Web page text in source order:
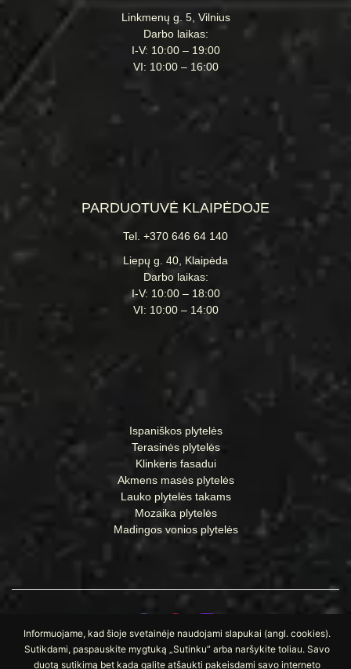
Linkmenų g. 5, Vilnius
Darbo laikas:
I-V: 10:00 – 19:00
VI: 10:00 – 16:00
PARDUOTUVĖ KLAIPĖDOJE
Tel. +370 646 64 140
Liepų g. 40, Klaipėda
Darbo laikas:
I-V: 10:00 – 18:00
VI: 10:00 – 14:00
Ispaniškos plytelės
Terasinės plytelės
Klinkeris fasadui
Akmens masės plytelės
Lauko plytelės takams
Mozaika plytelės
Madingos vonios plytelės
© Visos teisės saugomos UAB „Apdailos namai“
Informuojame, kad šioje svetainėje naudojami slapukai (angl. cookies).
Sutikdami, paspauskite mygtuką „Sutinku“ arba naršykite toliau. Savo
duotą sutikimą bet kada galite atšaukti pakeisdami savo interneto